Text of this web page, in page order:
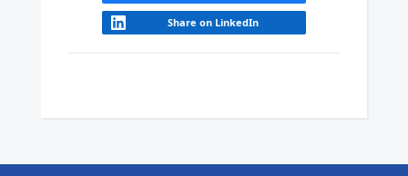
Share on LinkedIn